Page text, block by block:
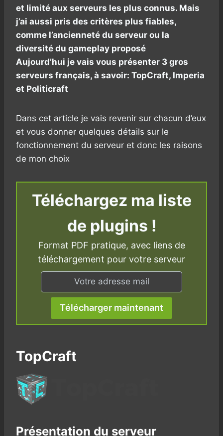
et limité aux serveurs les plus connus. Mais
j’ai aussi pris des critères plus fiables,
comme l’ancienneté du serveur ou la
diversité du gameplay proposé
Aujourd’hui je vais vous présenter 3 gros
serveurs français, à savoir: TopCraft, Imperia
et Politicraft
Dans cet article je vais revenir sur chacun d’eux
et vous donner quelques détails sur le
fonctionnement du serveur et donc les raisons
de mon choix
Téléchargez ma liste
de plugins !
Format PDF pratique, avec liens de
téléchargement pour votre serveur
Télécharger maintenant
TopCraft
Présentation du serveur